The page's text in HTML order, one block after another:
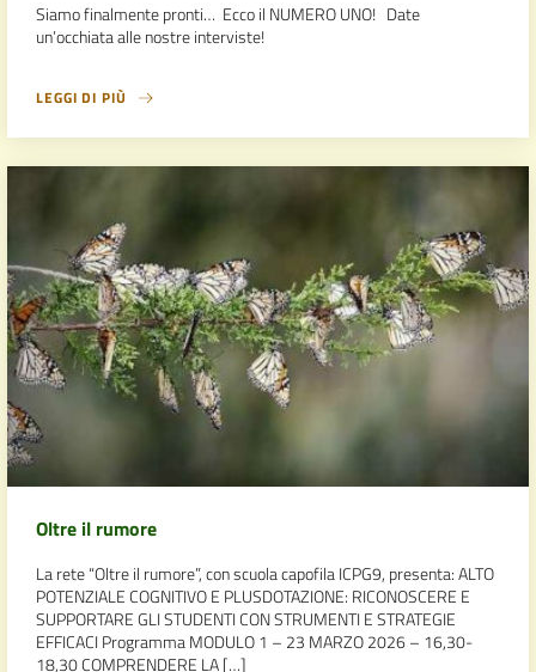
Siamo finalmente pronti… Ecco il NUMERO UNO! Date
un’occhiata alle nostre interviste!
LEGGI DI PIÙ
Oltre il rumore
La rete “Oltre il rumore”, con scuola capofila ICPG9, presenta: ALTO
POTENZIALE COGNITIVO E PLUSDOTAZIONE: RICONOSCERE E
SUPPORTARE GLI STUDENTI CON STRUMENTI E STRATEGIE
EFFICACI Programma MODULO 1 – 23 MARZO 2026 – 16,30-
18,30 COMPRENDERE LA […]